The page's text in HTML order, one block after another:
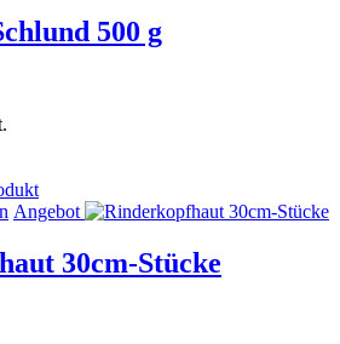
gewählt
500 g
Dieses
weist
mehrere
Angebot
30cm-Stücke